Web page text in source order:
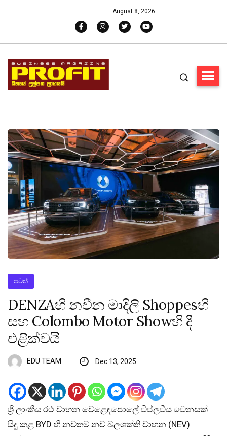
August 8, 2026
පුවත්
DENZAහි නවීන මාදිලි Shoppesහි
සහ Colombo Motor Showහි දී
එළික්වයි
EDU TEAM Dec 13, 2025
ශ්‍රී ලාංකීය රථ වාහන වෙළෙඳපොලේ විප්ලවීය වෙනසක්
සිදු කළ BYD හි නවතම නව බලශක්ති වාහන (NEV)